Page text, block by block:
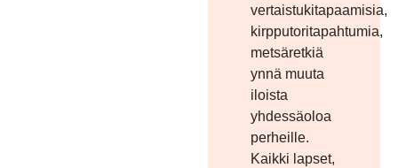
vertaistukitapaamisia,
kirpputoritapahtumia,
metsäretkiä
ynnä muuta
iloista
yhdessäoloa
perheille.
Kaikki lapset,